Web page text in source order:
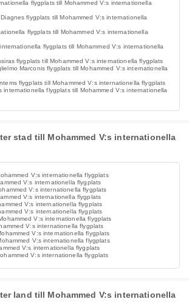
flygplats till Mohammed V:s internationella
flygplats till Mohammed V:s internationella
flygplats till Mohammed V:s internationella
flygplats till Mohammed V:s internationella
flygplats till Mohammed V:s internationella flygplats
Marconis flygplats till Mohammed V:s internationella
flygplats till Mohammed V:s internationella flygplats
internationella flygplats till Mohammed V:s internationella
stad till Mohammed V:s internationella
V:s internationella flygplats
V:s internationella flygplats
V:s internationella flygplats
V:s internationella flygplats
V:s internationella flygplats
V:s internationella flygplats
V:s internationella flygplats
V:s internationella flygplats
V:s internationella flygplats
V:s internationella flygplats
V:s internationella flygplats
V:s internationella flygplats
land till Mohammed V:s internationella